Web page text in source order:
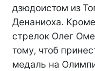
дзюдоистом из
Денаниоха.
стрелок Олег
тому, чтоб
медаль на